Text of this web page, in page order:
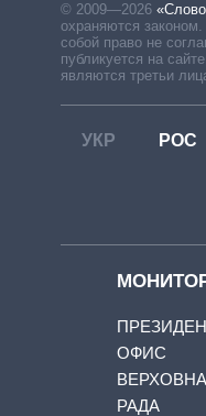
© 2009—2026
охраняются
собой право не
публикуется на
являются третьи
УКР РОС
ОФИС
РАДА